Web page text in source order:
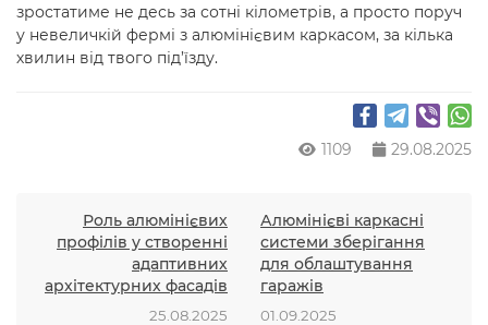
зростатиме не десь за сотні кілометрів, а просто поруч
у невеличкій фермі з алюмінієвим каркасом, за кілька
хвилин від твого під’їзду.
1109 29.08.2025
Роль алюмінієвих
профілів у створенні
адаптивних
архітектурних фасадів
25.08.2025
Алюмінієві каркасні
системи зберігання
для облаштування
гаражів
01.09.2025